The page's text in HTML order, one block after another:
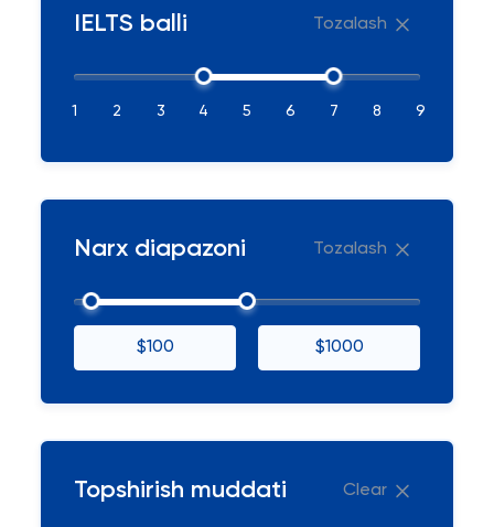
IELTS balli Tozalash
1 2 3 4 5 6 7 8 9
Narx diapazoni Tozalash
$100 $1000
Topshirish muddati Clear